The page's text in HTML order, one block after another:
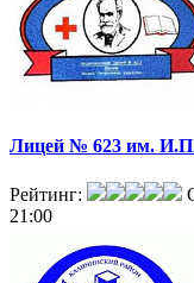
Лицей № 623 им. И.П.
Рейтинг:
21:00